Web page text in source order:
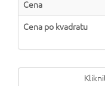
Cena
Cena po kvadratu